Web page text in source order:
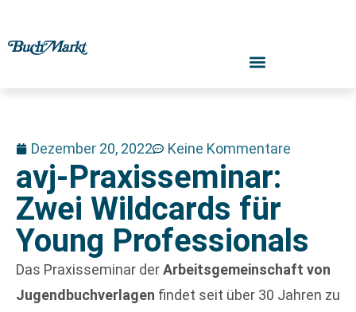
Dezember 20, 2022 Keine Kommentare
avj-Praxisseminar:
Zwei Wildcards für
Young Professionals
Das Praxisseminar derArbeitsgemeinschaft von
Jugendbuchverlagen findet seit über 30 Jahren zu